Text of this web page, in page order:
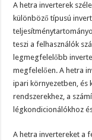
A hetra inverterek
különböző típusú
teszi a felhasználók
legmegfelelőbb
megfelelően. A hetra
ipari környezetben, és
rendszerekhez, a
légkondicionálókhoz
A hetra invertereket a